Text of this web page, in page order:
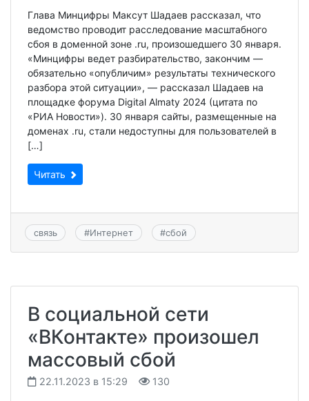
Глава Минцифры Максут Шадаев рассказал, что
ведомство проводит расследование масштабного
сбоя в доменной зоне .ru, произошедшего 30 января.
«Минцифры ведет разбирательство, закончим —
обязательно «опубличим» результаты технического
разбора этой ситуации», — рассказал Шадаев на
площадке форума Digital Almaty 2024 (цитата по
«РИА Новости»). 30 января сайты, размещенные на
доменах .ru, стали недоступны для пользователей в
[…]
Читать
связь #Интернет #сбой
В социальной сети
«ВКонтакте» произошел
массовый сбой
22.11.2023 в 15:29 130